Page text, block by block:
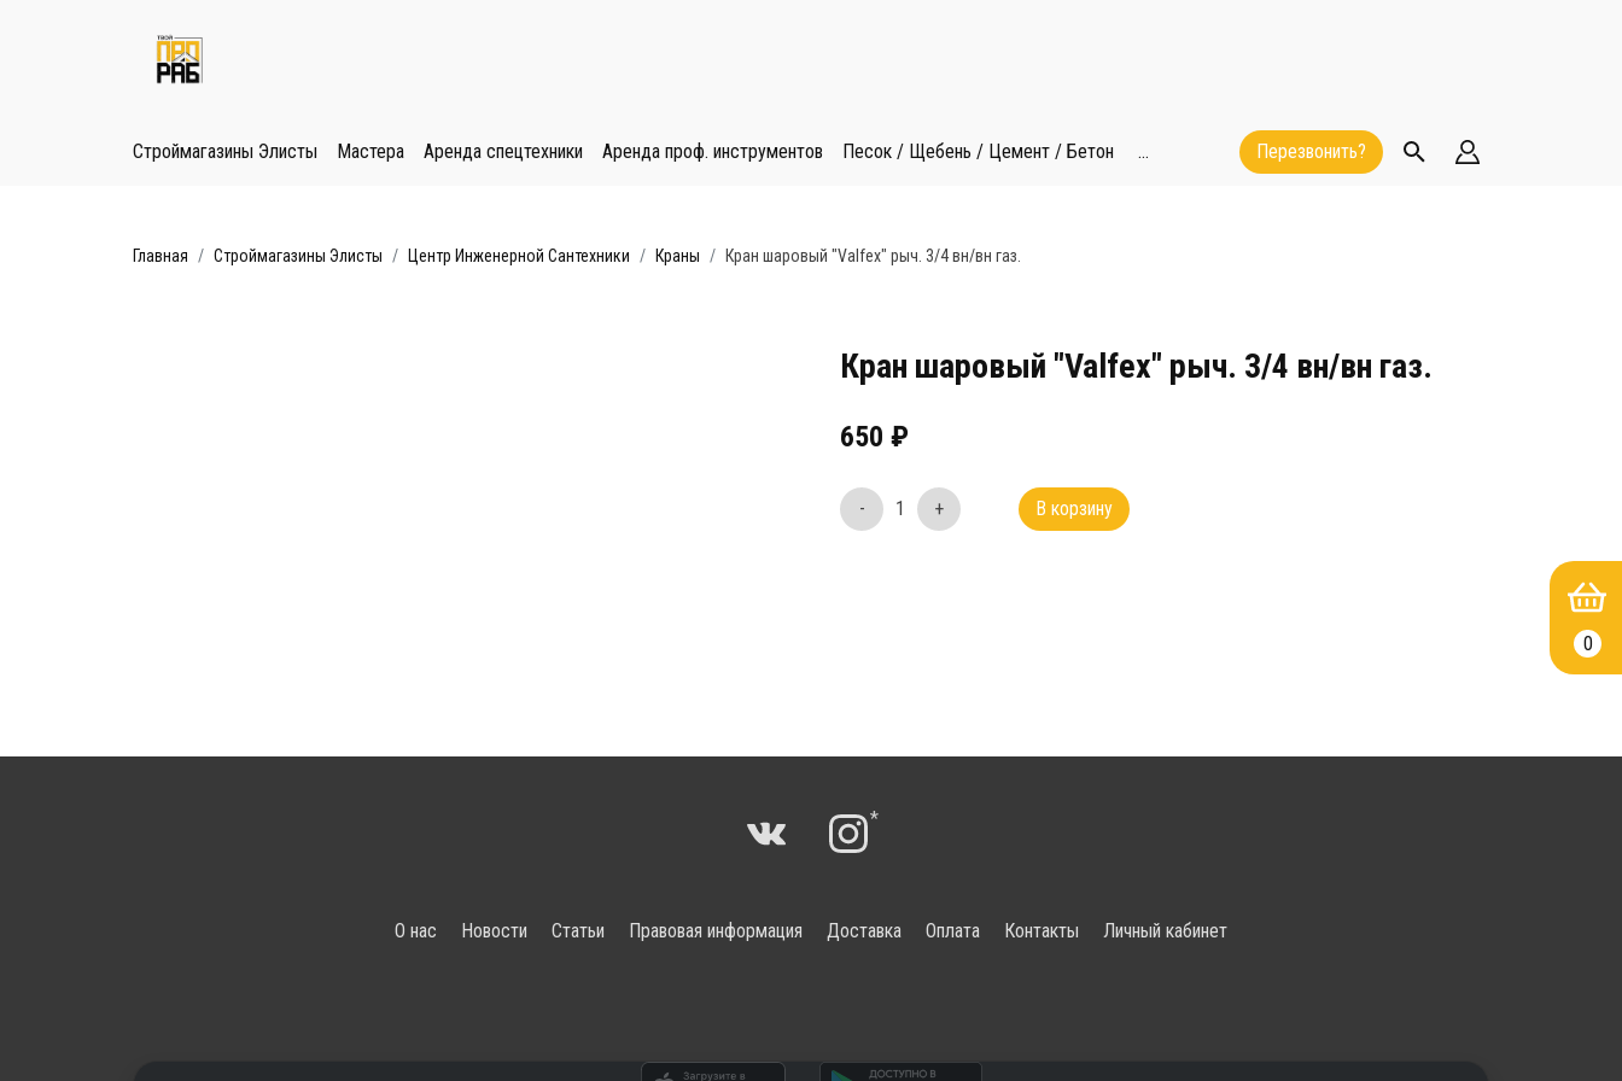
Строймагазины Элисты Мастера Аренда спецтехники Аренда проф. инструментов Песок / Щебень / Цемент / Бетон ... Перезвонить?
Главная Строймагазины Элисты Центр Инженерной Сантехники Краны Кран шаровый "Valfex" рыч. 3/4 вн/вн газ.
Кран шаровый "Valfex" рыч. 3/4 вн/вн газ.
650 ₽
- 1 + В корзину
*
О нас Новости Статьи Правовая информация Доставка Оплата Контакты Личный кабинет
0